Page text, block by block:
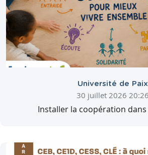
Université de Paix
30 juillet 2026 20:26
Installer la coopération